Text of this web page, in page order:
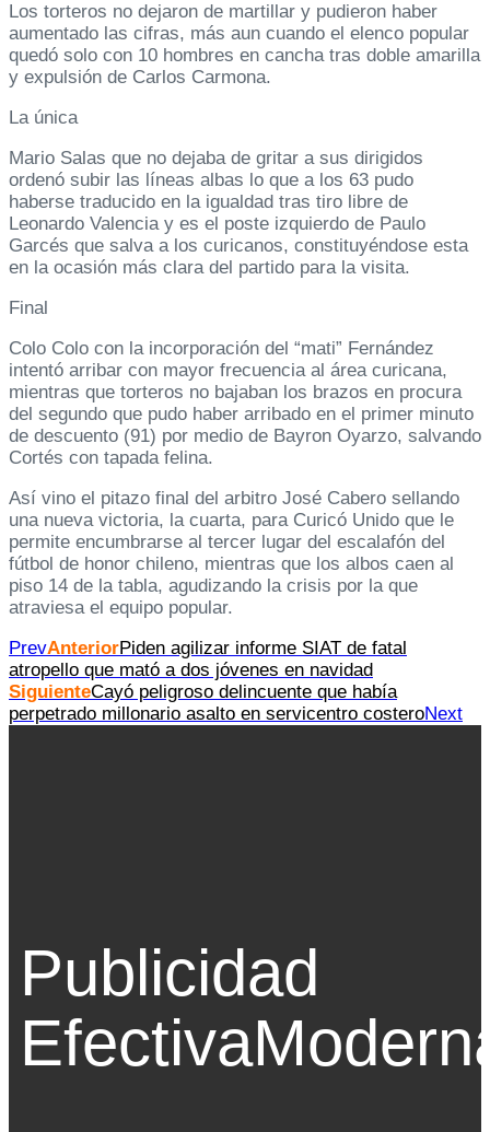
Los torteros no dejaron de martillar y pudieron haber
aumentado las cifras, más aun cuando el elenco popular
quedó solo con 10 hombres en cancha tras doble amarilla
y expulsión de Carlos Carmona.
La única
Mario Salas que no dejaba de gritar a sus dirigidos
ordenó subir las líneas albas lo que a los 63 pudo
haberse traducido en la igualdad tras tiro libre de
Leonardo Valencia y es el poste izquierdo de Paulo
Garcés que salva a los curicanos, constituyéndose esta
en la ocasión más clara del partido para la visita.
Final
Colo Colo con la incorporación del “mati” Fernández
intentó arribar con mayor frecuencia al área curicana,
mientras que torteros no bajaban los brazos en procura
del segundo que pudo haber arribado en el primer minuto
de descuento (91) por medio de Bayron Oyarzo, salvando
Cortés con tapada felina.
Así vino el pitazo final del arbitro José Cabero sellando
una nueva victoria, la cuarta, para Curicó Unido que le
permite encumbrarse al tercer lugar del escalafón del
fútbol de honor chileno, mientras que los albos caen al
piso 14 de la tabla, agudizando la crisis por la que
atraviesa el equipo popular.
PrevAnteriorPiden agilizar informe SIAT de fatal
atropello que mató a dos jóvenes en navidad
SiguienteCayó peligroso delincuente que había
perpetrado millonario asalto en servicentro costeroNext
Publicidad
Efectiva